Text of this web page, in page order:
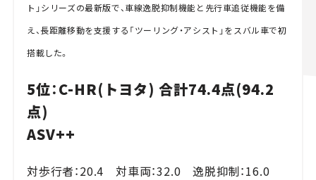
ト」シリーズの最新版で、車線逸脱抑制機能と先行車追従機能を備
え、長距離移動を支援する「ツーリング・アシスト」をスバル車で初
搭載した。
5位：C-HR(トヨタ) 合計74.4点(94.2
点)
ASV++
対歩行者：20.4 対車両：32.0 逸脱抑制：16.0